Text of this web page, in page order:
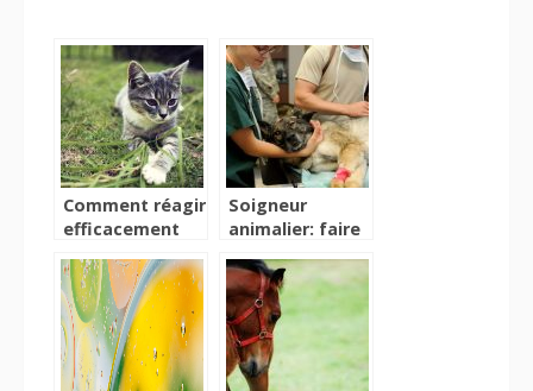
Comment réagir
efficacement
un problème
vétérinaire?
Soigneur
animalier: faire
réalité